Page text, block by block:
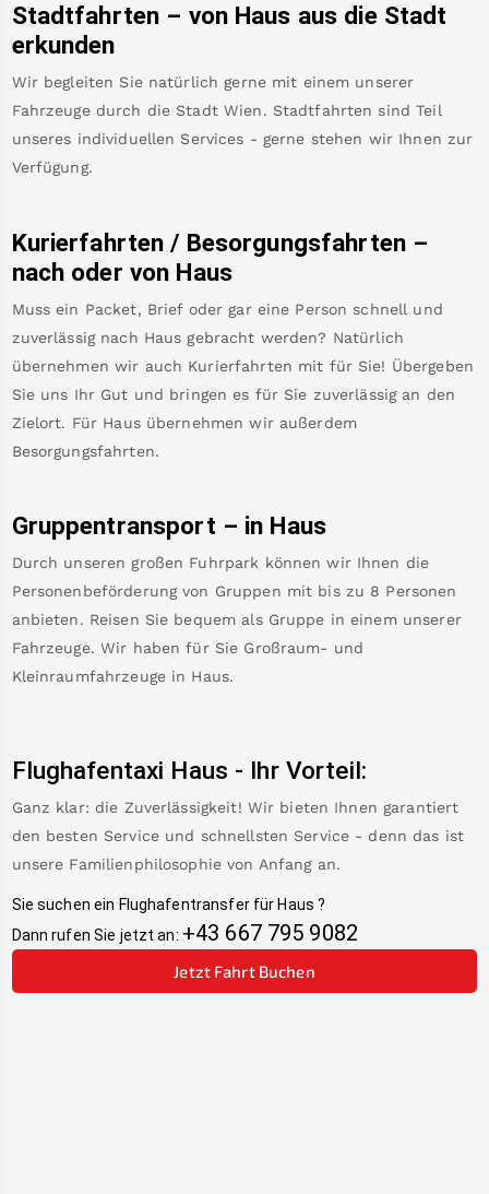
Stadtfahrten – von Haus aus die Stadt
erkunden
Wir begleiten Sie natürlich gerne mit einem unserer
Fahrzeuge durch die Stadt Wien. Stadtfahrten sind Teil
unseres individuellen Services - gerne stehen wir Ihnen zur
Verfügung.
Kurierfahrten / Besorgungsfahrten –
nach oder von Haus
Muss ein Packet, Brief oder gar eine Person schnell und
zuverlässig nach Haus gebracht werden? Natürlich
übernehmen wir auch Kurierfahrten mit für Sie! Übergeben
Sie uns Ihr Gut und bringen es für Sie zuverlässig an den
Zielort. Für Haus übernehmen wir außerdem
Besorgungsfahrten.
Gruppentransport – in Haus
Durch unseren großen Fuhrpark können wir Ihnen die
Personenbeförderung von Gruppen mit bis zu 8 Personen
anbieten. Reisen Sie bequem als Gruppe in einem unserer
Fahrzeuge. Wir haben für Sie Großraum- und
Kleinraumfahrzeuge in Haus.
Flughafentaxi Haus - Ihr Vorteil:
Ganz klar: die Zuverlässigkeit! Wir bieten Ihnen garantiert
den besten Service und schnellsten Service - denn das ist
unsere Familienphilosophie von Anfang an.
Sie suchen ein Flughafentransfer für Haus ?
Dann rufen Sie jetzt an: +43 667 795 9082
Jetzt Fahrt Buchen